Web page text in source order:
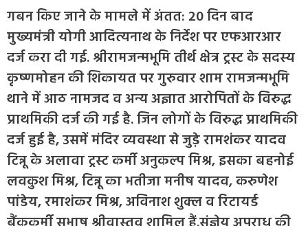
गबन किए जाने के मामले में अंतत: 20 दिन बाद
मुख्यमंत्री योगी आदित्यनाथ के निर्देश पर एफआरआर
दर्ज करा दी गई. श्रीरामजन्मभूमि तीर्थ क्षेत्र ट्रस्ट के सदस्य
कृष्णमोहन की शिकायत पर गुरुवार शाम रामजन्मभूमि
थाने में आठ नामजद व अन्य अज्ञात आरोपितों के विरुद्ध
प्राथमिकी दर्ज की गई है. जिन लोगों के विरुद्ध प्राथमिकी
दर्ज हुई है, उसमें मंदिर व्यवस्था से जुड़े रामशंकर यादव
टिन्नू के अलावा ट्रस्ट कर्मी अनुकल्प मिश्र, इसका बहनोई
लवकुश मिश्र, टिन्नू का भतीजा मनीष यादव, करुणेश
पांडेय, रमाशंकर मिश्र, अविनाश शुक्ल व रिटायर्ड